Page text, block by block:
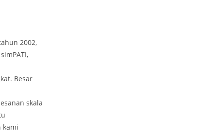
2002,
Besar
skala
kami